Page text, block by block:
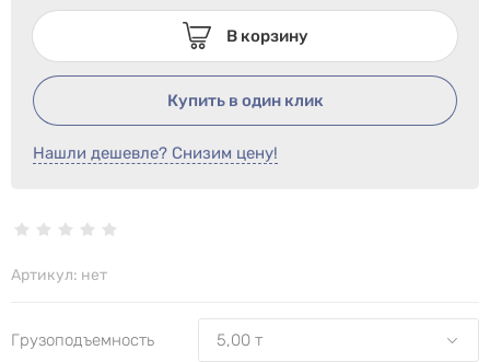
В корзину
Купить в один клик
Нашли дешевле? Снизим цену!
Артикул: нет
Грузоподъемность